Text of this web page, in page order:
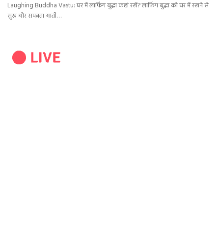
Laughing Buddha Vastu: घर में लाफिंग बुद्धा कहां रखें? लाफिंग बुद्धा को घर में रखने से
सुख और संपन्नता आती…